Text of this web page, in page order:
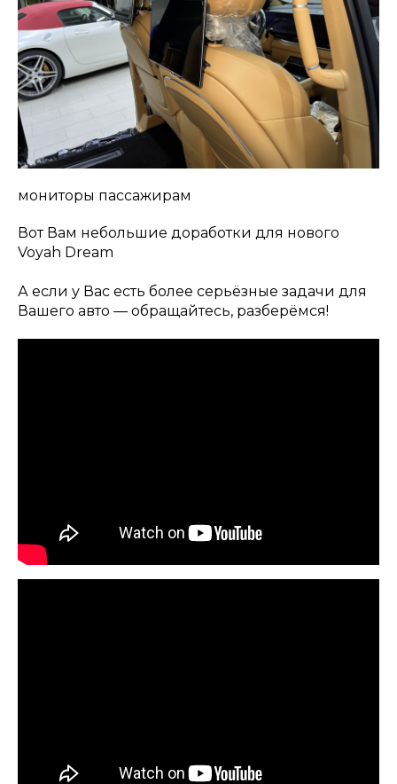
мониторы пассажирам
Вот Вам небольшие доработки для нового
Voyah Dream
А если у Вас есть более серьёзные задачи для
Вашего авто — обращайтесь, разберёмся!